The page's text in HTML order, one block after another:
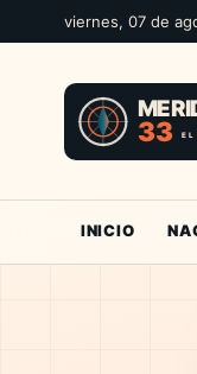
viernes, 07 de
INICIO